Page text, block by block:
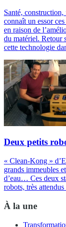
Santé,
connaît un essor
en raison de
du matériel. Retour
cette technologie
Deux petits
« Clean-Kong »
grands immeubles
d’eau… Ces deux
robots, très
À la une